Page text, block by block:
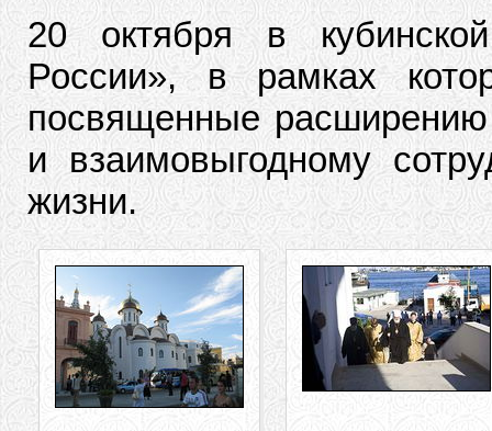
20 октября в
России», в рамках
посвященные расширению
и взаимовыгодному
жизни.